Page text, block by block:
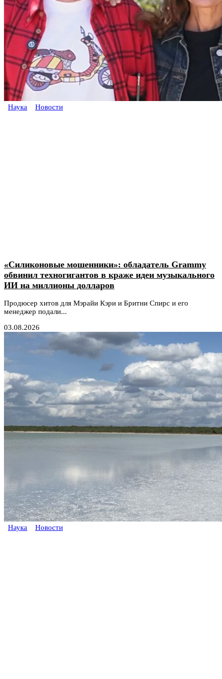
Наука Новости
«Силиконовые мошенники»: обладатель Grammy
обвинил техногигантов в краже идеи музыкального
ИИ на миллионы долларов
Продюсер хитов для Мэрайи Кэри и Бритни Спирс и его
менеджер подали...
03.08.2026
Наука Новости